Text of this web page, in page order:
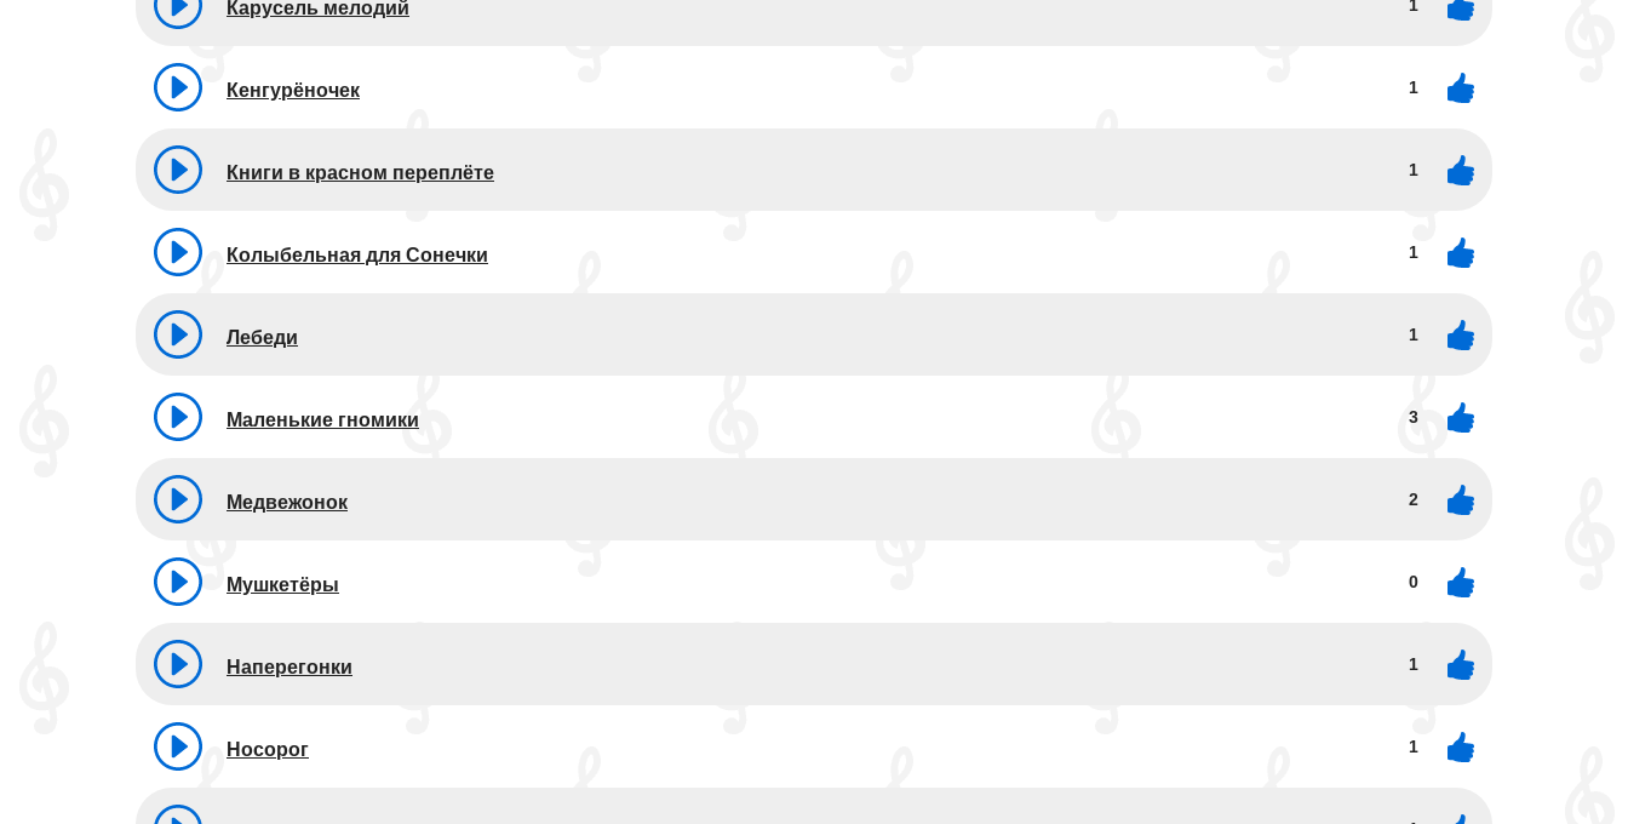
Карусель мелодий 1
Кенгурёночек 1
Книги в красном переплёте 1
Колыбельная для Сонечки 1
Лебеди 1
Маленькие гномики 3
Медвежонок 2
Мушкетёры 0
Наперегонки 1
Носорог 1